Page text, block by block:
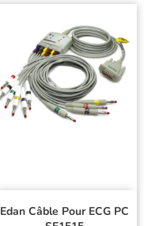
Edan Câble Pour ECG PC